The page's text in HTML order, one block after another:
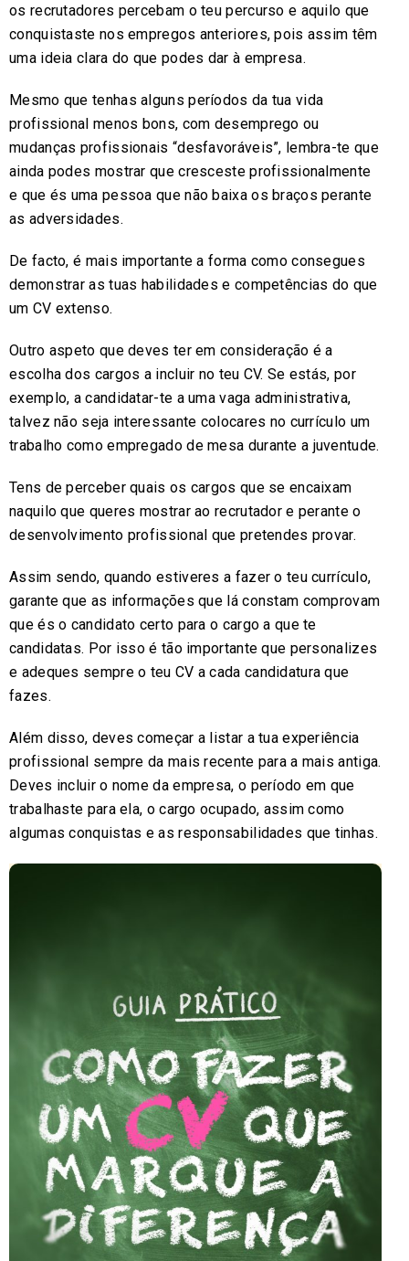
os recrutadores percebam o teu percurso e aquilo que
conquistaste nos empregos anteriores, pois assim têm
uma ideia clara do que podes dar à empresa.
Mesmo que tenhas alguns períodos da tua vida
profissional menos bons, com desemprego ou
mudanças profissionais “desfavoráveis”, lembra-te que
ainda podes mostrar que cresceste profissionalmente
e que és uma pessoa que não baixa os braços perante
as adversidades.
De facto, é mais importante a forma como consegues
demonstrar as tuas habilidades e competências do que
um CV extenso.
Outro aspeto que deves ter em consideração é a
escolha dos cargos a incluir no teu CV. Se estás, por
exemplo, a candidatar-te a uma vaga administrativa,
talvez não seja interessante colocares no currículo um
trabalho como empregado de mesa durante a juventude.
Tens de perceber quais os cargos que se encaixam
naquilo que queres mostrar ao recrutador e perante o
desenvolvimento profissional que pretendes provar.
Assim sendo, quando estiveres a fazer o teu currículo,
garante que as informações que lá constam comprovam
que és o candidato certo para o cargo a que te
candidatas. Por isso é tão importante que personalizes
e adeques sempre o teu CV a cada candidatura que
fazes.
Além disso, deves começar a listar a tua experiência
profissional sempre da mais recente para a mais antiga.
Deves incluir o nome da empresa, o período em que
trabalhaste para ela, o cargo ocupado, assim como
algumas conquistas e as responsabilidades que tinhas.